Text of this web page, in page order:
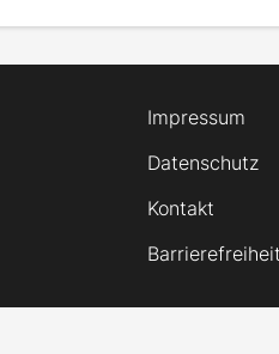
Impressum
Datenschutz
Kontakt
Barrierefreiheit